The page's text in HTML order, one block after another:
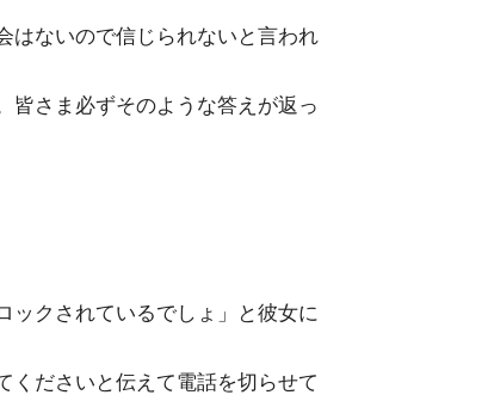
はないので信じられないと言われ
皆さま必ずそのような答えが返っ
ックされているでしょ」と彼女に
くださいと伝えて電話を切らせて